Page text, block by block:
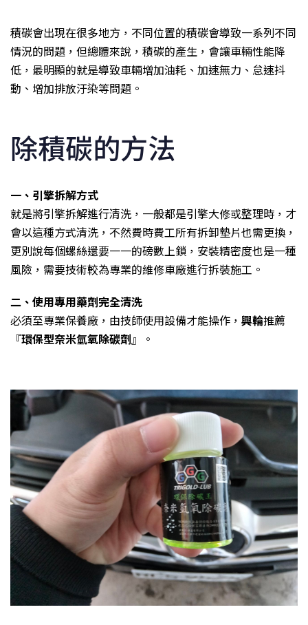
積碳會出現在很多地方，不同位置的積碳會導致一系列不同
情況的問題，但總體來說，積碳的產生，會讓車輛性能降
低，最明顯的就是導致車輛增加油耗、加速無力、怠速抖
動、增加排放汙染等問題。
除積碳的方法
一、引擎拆解方式
就是將引擎拆解進行清洗，一般都是引擎大修或整理時，才
會以這種方式清洗，不然費時費工所有拆卸墊片也需更換，
更別說每個螺絲還要一一的磅數上鎖，安裝精密度也是一種
風險，需要技術較為專業的維修車廠進行拆裝施工。
二、使用專用藥劑完全清洗
必須至專業保養廠，由技師使用設備才能操作， 興輪推薦
『環保型奈米氫氧除碳劑』。